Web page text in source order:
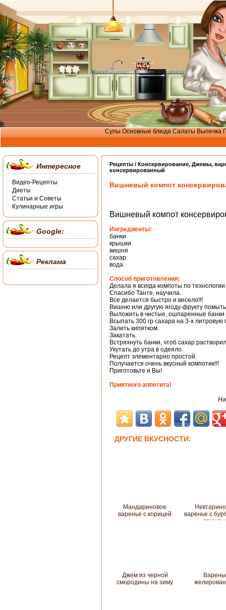
Супы Основные блюда Салаты Выпечка
Рецепты / Консервирование, Джемы,
консервированный
Вишневый компот
Вишневый компот
Ингредиенты:
банки
крышки
вишня
сахар
вода
Способ приготовления:
Делала я всегда компоты по
Спасибо Танте, научила.
Все делается быстро и весело!!!
Вишню или другую ягоду-фрукту
Выложить в чистые, ошпаренные банки
Всыпать 300 гр сахара на 3-х литровую
Залить кипятком.
Закатать.
Встряхнуть банки, чтоб сахар
Укутать до утра в одеяло.
Рецепт элементарно простой.
Получается очень вкусный компотик!!!
Приготовьте и Вы!
Приятного аппетита!
ДРУГИЕ ВКУСНОСТИ:
Мандариновое
варенье с корицей
варенье с
Джем из черной
смородины на зиму
Интересное
Видео-Рецепты
Диеты
Статьи и Советы
Кулинарные игры
Google:
Реклама